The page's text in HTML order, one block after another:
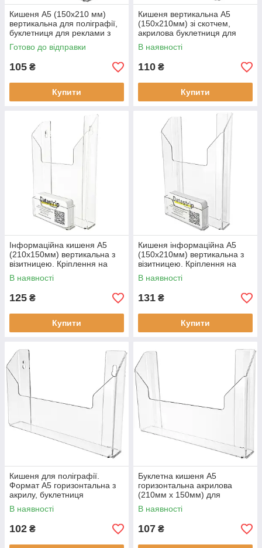
Кишеня А5 (150х210 мм)
вертикальна для поліграфії,
буклетниця для реклами з
акрилу
Готово до відправки
105 ₴
Купити
Кишеня вертикальна А5
(150х210мм) зі скотчем,
акрилова буклетниця для
поліграфії
В наявності
110 ₴
Купити
Інформаційна кишеня А5
(210х150мм) вертикальна з
візитницею. Кріплення на
саморіз
В наявності
125 ₴
Купити
Кишеня інформаційна А5
(150х210мм) вертикальна з
візитницею. Кріплення на
скотчі
В наявності
131 ₴
Купити
Кишеня для поліграфії.
Формат А5 горизонтальна з
акрилу, буклетниця
(210х150мм)
В наявності
102 ₴
Буклетна кишеня А5
горизонтальна акрилова
(210мм х 150мм) для
поліграфії на скотчі
В наявності
107 ₴